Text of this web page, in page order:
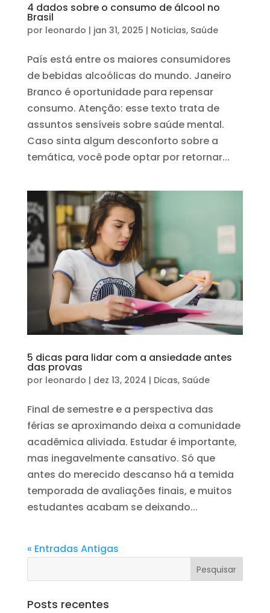
4 dados sobre o consumo de álcool no
Brasil
por leonardo | jan 31, 2025 | Noticias, Saúde
País está entre os maiores consumidores
de bebidas alcoólicas do mundo. Janeiro
Branco é oportunidade para repensar
consumo. Atenção: esse texto trata de
assuntos sensíveis sobre saúde mental.
Caso sinta algum desconforto sobre a
temática, você pode optar por retornar...
5 dicas para lidar com a ansiedade antes
das provas
por leonardo | dez 13, 2024 | Dicas, Saúde
Final de semestre e a perspectiva das
férias se aproximando deixa a comunidade
acadêmica aliviada. Estudar é importante,
mas inegavelmente cansativo. Só que
antes do merecido descanso há a temida
temporada de avaliações finais, e muitos
estudantes acabam se deixando...
« Entradas Antigas
Posts recentes